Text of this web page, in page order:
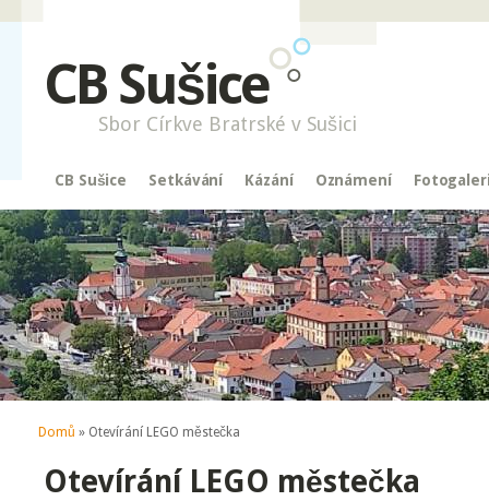
CB Sušice
Sbor Církve Bratrské v Sušici
CB Sušice Setkávání Kázání Oznámení
Jste zde
Domů » Otevírání LEGO městečka
Otevírání LEGO městečka